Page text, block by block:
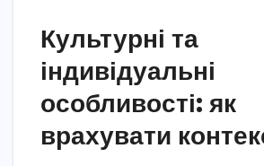
Культурні та
індивідуальні
особливості: як
врахувати